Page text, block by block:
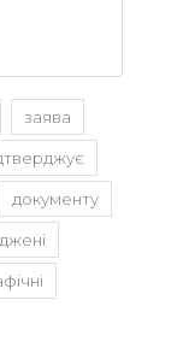
заява
документу